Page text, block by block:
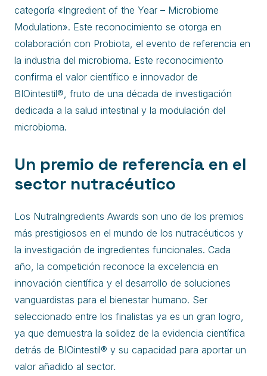
categoría «Ingredient of the Year – Microbiome
Modulation». Este reconocimiento se otorga en
colaboración con Probiota, el evento de referencia en
la industria del microbioma. Este reconocimiento
confirma el valor científico e innovador de
BIOintestil®, fruto de una década de investigación
dedicada a la salud intestinal y la modulación del
microbioma.
Un premio de referencia en el
sector nutracéutico
Los NutraIngredients Awards son uno de los premios
más prestigiosos en el mundo de los nutracéuticos y
la investigación de ingredientes funcionales. Cada
año, la competición reconoce la excelencia en
innovación científica y el desarrollo de soluciones
vanguardistas para el bienestar humano. Ser
seleccionado entre los finalistas ya es un gran logro,
ya que demuestra la solidez de la evidencia científica
detrás de BIOintestil® y su capacidad para aportar un
valor añadido al sector.